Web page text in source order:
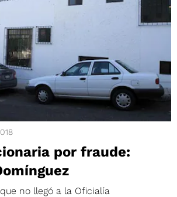
por fraude:
no llegó a la Oficialía